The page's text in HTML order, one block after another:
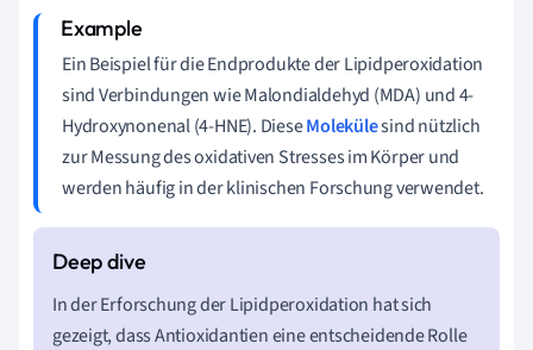
Ein Beispiel für die Endprodukte der Lipidperoxidation
sind Verbindungen wie Malondialdehyd (MDA) und 4-
Hydroxynonenal (4-HNE). DieseMolekülesind nützlich
zur Messung des oxidativen Stresses im Körper und
werden häufig in der klinischen Forschung verwendet.
In der Erforschung der Lipidperoxidation hat sich
gezeigt, dass Antioxidantien eine entscheidende Rolle